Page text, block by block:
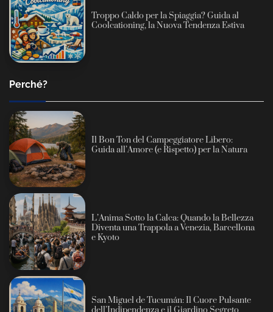
Troppo Caldo per la Spiaggia? Guida al
Coolcationing, la Nuova Tendenza Estiva
Perché?
Il Bon Ton del Campeggiatore Libero:
Guida all’Amore (e Rispetto) per la Natura
L’Anima Sotto la Calca: Quando la Bellezza
Diventa una Trappola a Venezia, Barcellona
e Kyoto
San Miguel de Tucumán: Il Cuore Pulsante